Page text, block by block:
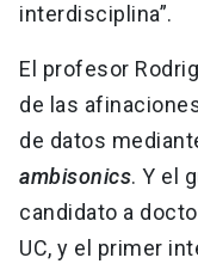
interdisciplina”.
El profesor
de las
de datos
ambisonics. Y el
candidato a
UC, y el primer